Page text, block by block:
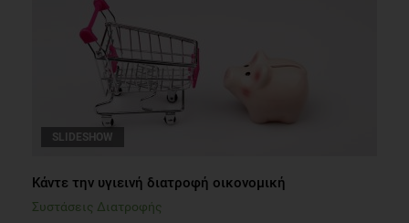
SLIDESHOW
Κάντε την υγιεινή διατροφή οικονομική
Συστάσεις Διατροφής